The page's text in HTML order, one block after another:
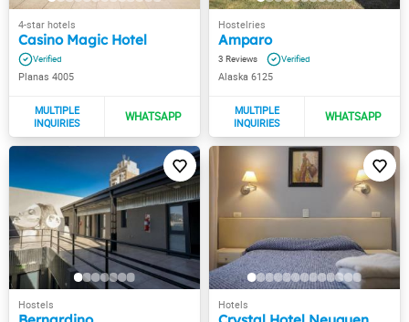
Casino Magic Hotel
Planas 4005
Amparo
3
Alaska 6125